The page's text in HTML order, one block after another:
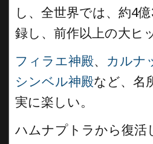
し、全世界では、約4
録し、前作以上の大ヒ
フィラエ神殿、 カルナ
シンベル神殿など、名
実に楽しい。
ハムナプトラから復活